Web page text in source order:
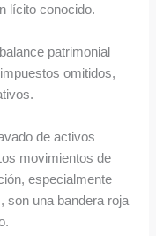
lícito conocido.
patrimonial
omitidos,
de activos
movimientos de
especialmente
son una bandera roja